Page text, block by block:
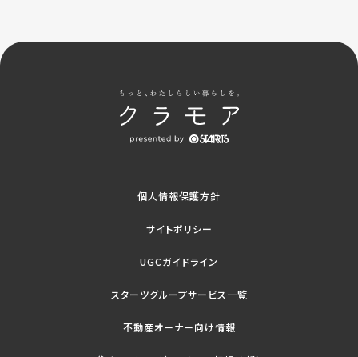
個人情報保護方針
サイトポリシー
UGCガイドライン
スターツグループサービス一覧
不動産オーナー向け情報